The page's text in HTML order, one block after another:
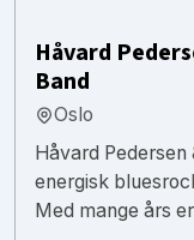
Håvard
Band
Oslo
Håvard
energisk
Med mange års